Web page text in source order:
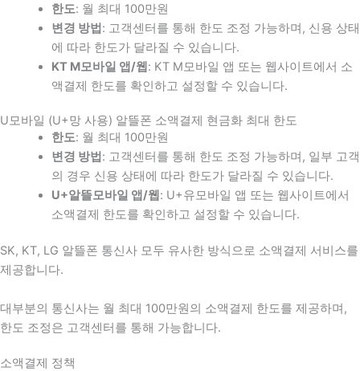
한도: 월 최대 100만원
변경 방법 : 고객센터를 통해 한도 조정 가능하며, 신용 상태
에 따라 한도가 달라질 수 있습니다.
KT M모바일 앱/웹 : KT M모바일 앱 또는 웹사이트에서 소
액결제 한도를 확인하고 설정할 수 있습니다.
U모바일 (U+망 사용) 알뜰폰 소액결제 현금화 최대 한도
한도: 월 최대 100만원
변경 방법 : 고객센터를 통해 한도 조정 가능하며, 일부 고객
의 경우 신용 상태에 따라 한도가 달라질 수 있습니다.
U+알뜰모바일 앱/웹 : U+유모바일 앱 또는 웹사이트에서
소액결제 한도를 확인하고 설정할 수 있습니다.
SK, KT, LG 알뜰폰 통신사 모두 유사한 방식으로 소액결제 서비스를
제공합니다.
대부분의 통신사는 월 최대 100만원의 소액결제 한도를 제공하며,
한도 조정은 고객센터를 통해 가능합니다.
소액결제 정책